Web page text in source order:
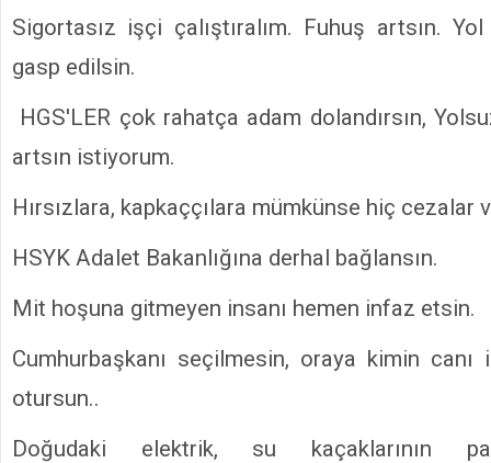
Sigortasız işçi çalıştıralım. Fuhuş artsın.
gasp edilsin.
HGS'LER çok rahatça adam dolandırsın,
artsın istiyorum.
Hırsızlara, kapkaççılara mümkünse hiç cezalar
HSYK Adalet Bakanlığına derhal bağlansın.
Mit hoşuna gitmeyen insanı hemen infaz etsin.
Cumhurbaşkanı seçilmesin, oraya kimin canı
otursun..
Doğudaki elektrik, su kaçaklarının